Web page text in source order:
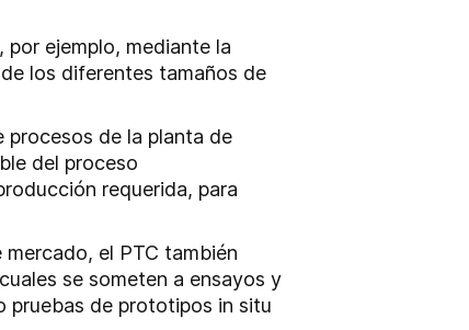
ejemplo, mediante la
los diferentes tamaños de
procesos de la planta de
del proceso
requerida, para
el PTC también
se someten a ensayos y
pruebas de prototipos in situ